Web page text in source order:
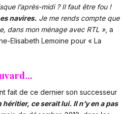
l’après-midi ? Il faut être fou !
navires. Je me rends compte que
dans mon ménage avec RTL », a
Elisabeth Lemoine pour « La
fait de ce dernier son successeur
ce serait lui. Il n’y en a pas